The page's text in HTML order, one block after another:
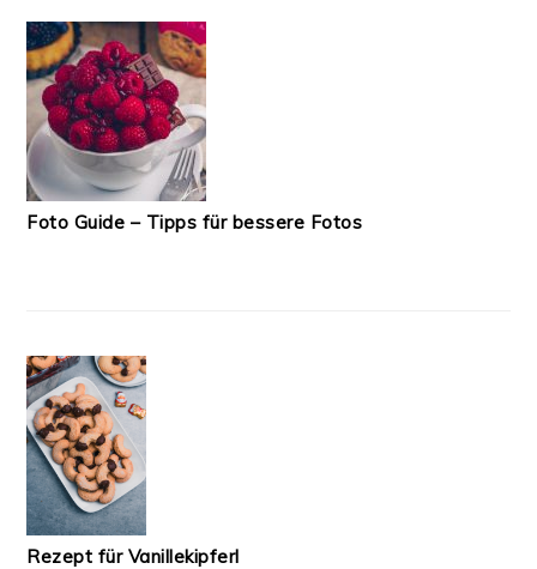
Foto Guide – Tipps für bessere Fotos
Rezept für Vanillekipferl